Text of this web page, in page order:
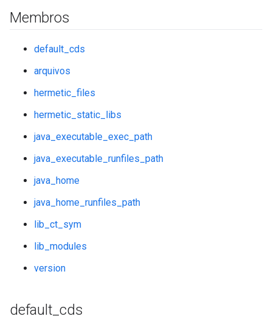
Membros
default_cds
arquivos
hermetic_files
hermetic_static_libs
java_executable_exec_path
java_executable_runfiles_path
java_home
java_home_runfiles_path
lib_ct_sym
lib_modules
version
default _cds